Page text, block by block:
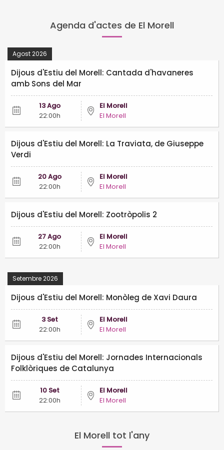
Agenda d'actes de El Morell
Agost 2026
Dijous d'Estiu del Morell: Cantada d'havaneres
amb Sons del Mar
13 Ago
22:00h
El Morell
El Morell
Dijous d'Estiu del Morell: La Traviata, de Giuseppe
Verdi
20 Ago
22:00h
El Morell
El Morell
Dijous d'Estiu del Morell: Zootròpolis 2
27 Ago
22:00h
El Morell
El Morell
Setembre 2026
Dijous d'Estiu del Morell: Monòleg de Xavi Daura
3 Set
22:00h
El Morell
El Morell
Dijous d'Estiu del Morell: Jornades Internacionals
Folklòriques de Catalunya
10 Set
22:00h
El Morell
El Morell
El Morell tot l'any